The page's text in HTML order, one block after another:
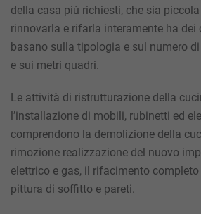
della casa più richiesti, che sia piccola
rinnovarla e rifarla interamente ha dei
basano sulla tipologia e sul numero
e sui metri quadri.
Le attività di ristrutturazione della
l’installazione di mobili, rubinetti ed
comprendono la demolizione della
rimozione realizzazione del nuovo
elettrico e gas, il rifacimento
pittura di soffitto e pareti.